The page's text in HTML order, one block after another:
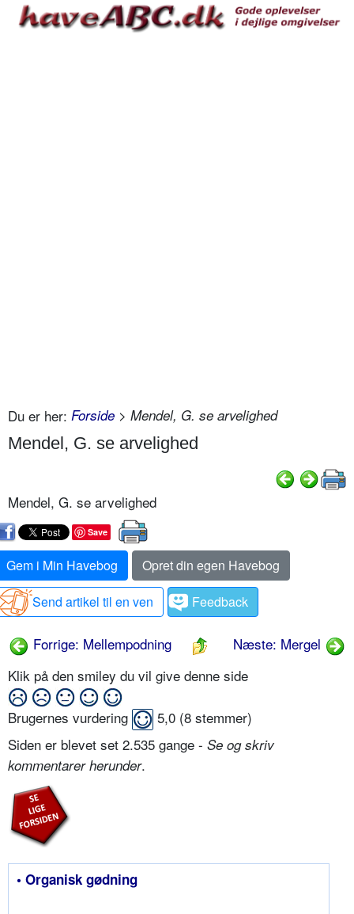
Du er her: Forside > Mendel, G. se arvelighed
Mendel, G. se arvelighed
Mendel, G. se arvelighed
Save
Gem i Min Havebog
Opret din egen Havebog
Send artikel til en ven
Feedback
Forrige: Mellempodning
Næste: Mergel
Klik på den smiley du vil give denne side
Brugernes vurdering 5,0 (8 stemmer)
Siden er blevet set 2.535 gange - Se og skriv
kommentarer herunder.
• Organisk gødning